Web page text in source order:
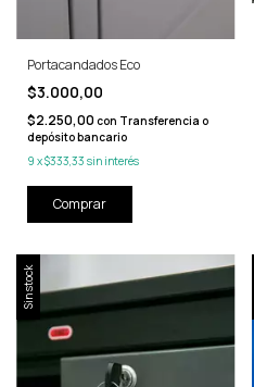
Portacandados Eco
$3.000,00
$2.250,00 con Transferencia o
depósito bancario
9 x$333,33 sin interés
Sin stock